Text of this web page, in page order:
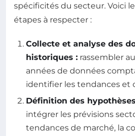
spécificités du secteur. Voici
étapes à respecter :
Collecte et analyse des
historiques : rassembler
années de données
identifier les tendances et
Définition des
intégrer les prévisions
tendances de marché, la